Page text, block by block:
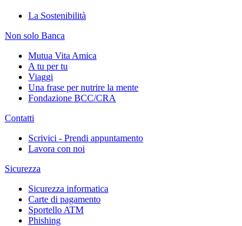
La Sostenibilità
Non solo Banca
Mutua Vita Amica
A tu per tu
Viaggi
Una frase per nutrire la mente
Fondazione BCC/CRA
Contatti
Scrivici - Prendi appuntamento
Lavora con noi
Sicurezza
Sicurezza informatica
Carte di pagamento
Sportello ATM
Phishing